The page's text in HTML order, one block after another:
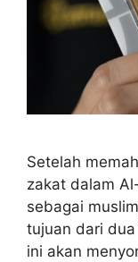
Setelah
zakat dalam
sebagai
tujuan dari
ini akan